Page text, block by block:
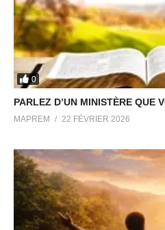
0
PARLEZ D’UN MINISTÈRE QUE
MAPREM 22 FÉVRIER 2026